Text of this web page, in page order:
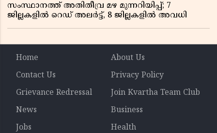
സംസ്ഥാനത്ത് അതിതീവ്ര മഴ മുന്നറിയിപ്പ്; 7
ജില്ലകളിൽ റെഡ് അലർട്ട്, 8 ജില്ലകളിൽ അവധി
Home
About Us
Contact Us
Privacy Policy
Grievance Redressal
Join Kvartha Team Club
News
Business
Jobs
Health